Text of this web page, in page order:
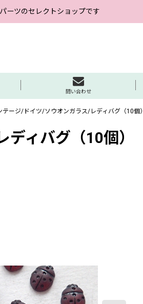
ーツのセレクトショップです
問い合わせ
ージ/ドイツ/ソウオンガラス/レディバグ（10個）
ィバグ（10個）